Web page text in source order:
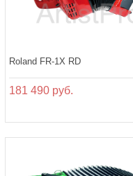
Roland FR-1X RD
181 490 руб.